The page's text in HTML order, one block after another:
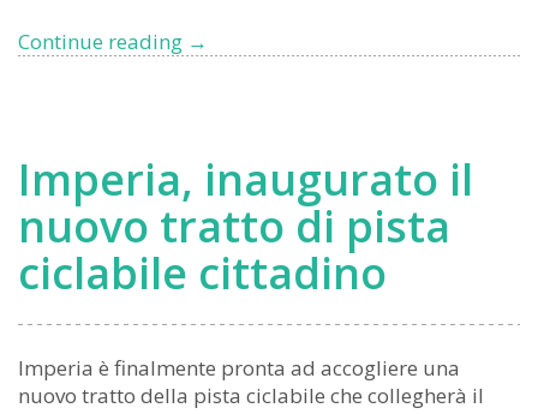
Continue reading Olioliva
appuntamento
da
non
perdere!
→
Imperia, inaugurato il
nuovo tratto di pista
ciclabile cittadino
Imperia è finalmente pronta ad accogliere una
nuovo tratto della pista ciclabile che collegherà il